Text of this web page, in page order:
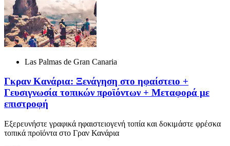
Las Palmas de Gran Canaria
Γκραν Κανάρια: Ξενάγηση στο ηφαίστειο +
Γευσιγνωσία τοπικών προϊόντων + Μεταφορά με
επιστροφή
Εξερευνήστε γραφικά ηφαιστειογενή τοπία και δοκιμάστε φρέσκα
τοπικά προϊόντα στο Γραν Κανάρια